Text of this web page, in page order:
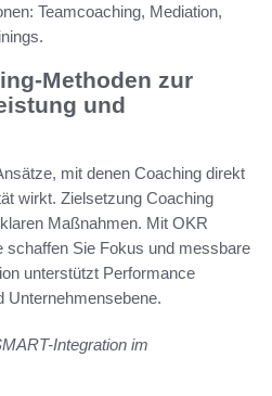
Teamcoaching, Mediation,
Methoden zur
und
mit denen Coaching direkt
wirkt. Zielsetzung Coaching
Maßnahmen. Mit OKR
schaffen Sie Fokus und messbare
unterstützt Performance
Unternehmensebene.
Integration im